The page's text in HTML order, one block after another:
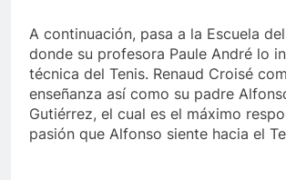
A continuación, pasa a la Escuela del
donde su profesora Paule André lo
técnica del Tenis. Renaud Croisé
enseñanza así como su padre
Gutiérrez, el cual es el máximo
pasión que Alfonso siente hacia el